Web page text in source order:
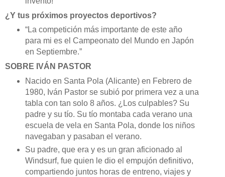
¿Y tus próximos proyectos deportivos?
“La competición más importante de este año
para mi es el Campeonato del Mundo en Japón
en Septiembre.”
SOBRE IVÁN PASTOR
Nacido en Santa Pola (Alicante) en Febrero de
1980, Iván Pastor se subió por primera vez a una
tabla con tan solo 8 años. ¿Los culpables? Su
padre y su tío. Su tío montaba cada verano una
escuela de vela en Santa Pola, donde los niños
navegaban y pasaban el verano.
Su padre, que era y es un gran aficionado al
Windsurf, fue quien le dio el empujón definitivo,
compartiendo juntos horas de entreno, viajes y